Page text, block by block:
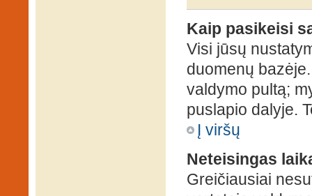
Kaip pasikeisi
Visi jūsų
duomenų
valdymo pultą;
puslapio dalyje.
Į viršų
Neteisingas
Greičiausiai